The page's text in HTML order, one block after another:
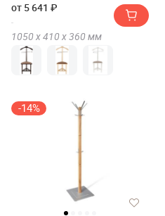
от 5 641 ₽
1050 х410 х360 мм
-14%